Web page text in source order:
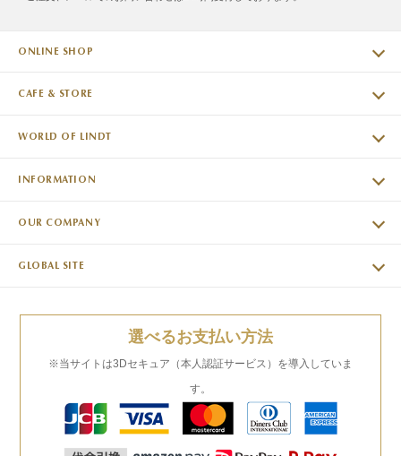
ONLINE SHOP
CAFE & STORE
WORLD OF LINDT
INFORMATION
OUR COMPANY
GLOBAL SITE
選べるお支払い方法
※当サイトは3Dセキュア（本人認証サービス）を導入していま
す。